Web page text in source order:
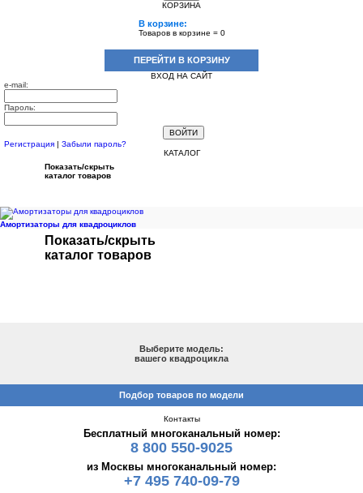
КОРЗИНА
В корзине:
Товаров в корзине = 0
ПЕРЕЙТИ В КОРЗИНУ
ВХОД НА САЙТ
e-mail:
Пароль:
Регистрация
Забыли пароль?
КАТАЛОГ
Показать/скрыть
каталог товаров
Амортизаторы для квадроциклов
Показать/скрыть
каталог товаров
Выберите модель:
вашего квадроцикла
Подбор товаров по модели
Контакты
Бесплатный многоканальный номер:
8 800 550-9025
из Москвы многоканальный номер:
+7 495 740-09-79